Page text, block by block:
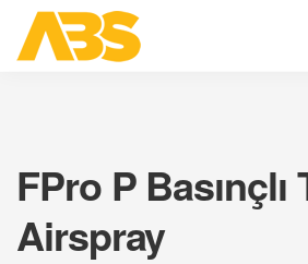
FPro P Basınçlı
Airspray